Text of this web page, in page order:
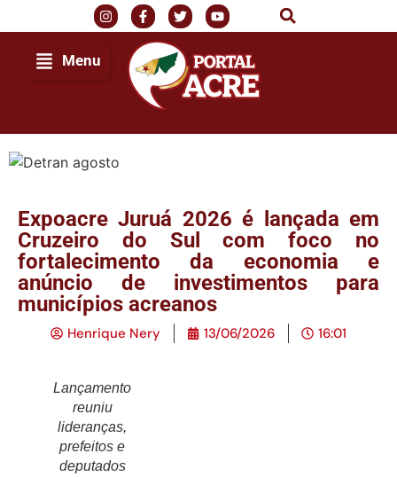
Menu
Expoacre Juruá 2026 é lançada em
Cruzeiro do Sul com foco no
fortalecimento da economia e
anúncio de investimentos para
municípios acreanos
Henrique Nery 13/06/2026 16:01
Lançamento
reuniu
lideranças,
prefeitos e
deputados